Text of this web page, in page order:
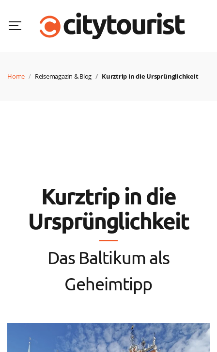
Home Reisemagazin & Blog Kurztrip in die Ursprünglichkeit
Kurztrip in die
Ursprünglichkeit
Das Baltikum als
Geheimtipp